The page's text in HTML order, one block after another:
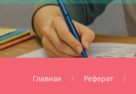
Главная Реферат